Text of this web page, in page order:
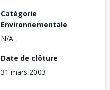
Catégorie
Environnementale
N/A
Date de clôture
31 mars 2003